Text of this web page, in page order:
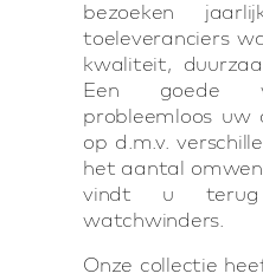
bezoeken
toeleveranciers
kwaliteit,
Een goede
probleemloos uw
op d.m.v.
het aantal
vindt u
watchwinders.
Onze collectie